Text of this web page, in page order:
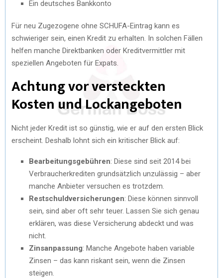
Ein deutsches Bankkonto
Für neu Zugezogene ohne SCHUFA-Eintrag kann es
schwieriger sein, einen Kredit zu erhalten. In solchen Fällen
helfen manche Direktbanken oder Kreditvermittler mit
speziellen Angeboten für Expats.
Achtung vor versteckten
Kosten und Lockangeboten
Nicht jeder Kredit ist so günstig, wie er auf den ersten Blick
erscheint. Deshalb lohnt sich ein kritischer Blick auf:
Bearbeitungsgebühren: Diese sind seit 2014 bei
Verbraucherkrediten grundsätzlich unzulässig – aber
manche Anbieter versuchen es trotzdem.
Restschuldversicherungen: Diese können sinnvoll
sein, sind aber oft sehr teuer. Lassen Sie sich genau
erklären, was diese Versicherung abdeckt und was
nicht.
Zinsanpassung: Manche Angebote haben variable
Zinsen – das kann riskant sein, wenn die Zinsen
steigen.